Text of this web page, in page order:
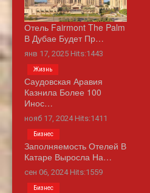
Отель Fairmont The Palm
В Дубае Будет Пр…
янв 17, 2025 Hits:1443
Саудовская Аравия
Казнила Более 100
Инос…
нояб 17, 2024 Hits:1411
Жизнь
Заполняемость Отелей В
Катаре Выросла На…
сен 06, 2024 Hits:1559
Бизнес
Бизнес